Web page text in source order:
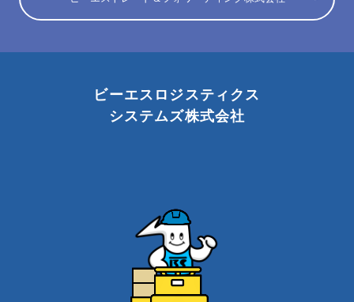
ビーエスロジスティクス
システムズ株式会社